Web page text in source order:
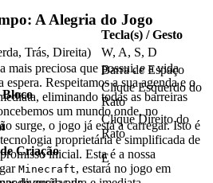
Tecla(s) / Gesto
Trás, Direita)
W, A, S, D
Barra de Espaço
Clique Esquerdo do
Rato
Clique Direito do
Rato
Criação
E
A Alegria do Jogo
mais preciosa que possui, e a vida
Respeitamos a sua agenda e o
eliminando todas as barreiras
um mundo onde, no
surge, o jogo já está a carregar. Isto é
proprietária e simplificada de
inicial. Esta é a nossa
Minecraft, estará no jogo em